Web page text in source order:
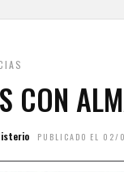
CON
PUBLICADO EL